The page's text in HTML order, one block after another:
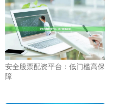
安全股票配资平台：低门槛高保
障